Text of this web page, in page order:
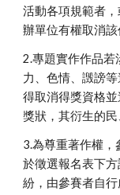
活動各項規範者
辦單位有權取消該
2.專題實作作品若
力、色情、譭謗
得取消得獎資格
獎狀，其衍生的民
3.為尊重著作權
於徵選報名表下
紛，由參賽者自行